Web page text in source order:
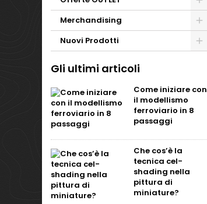
Merchandising
Nuovi Prodotti
Gli ultimi articoli
Come iniziare con
il modellismo
ferroviario in 8
passaggi
Che cos’è la
tecnica cel-
shading nella
pittura di
miniature?